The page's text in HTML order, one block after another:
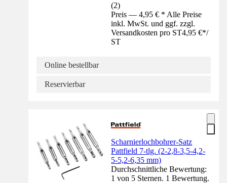
(2)
Preis — 4,95 € * Alle Preise
inkl. MwSt. und ggf. zzgl.
Versandkosten pro ST4,95 €*/
ST
Online bestellbar
Reservierbar
Scharnierlochbohrer-Satz
Pattfield 7-tlg. (2-2,8-3,5-4,2-
5-5,2-6,35 mm)
Durchschnittliche Bewertung:
1 von 5 Sternen. 1 Bewertung.